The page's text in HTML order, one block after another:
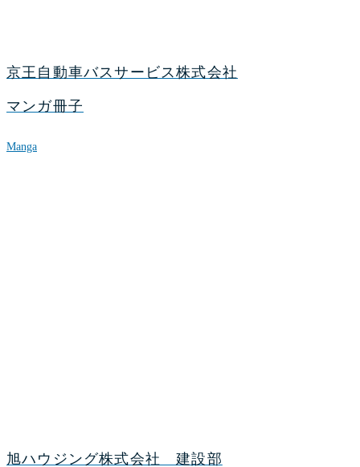
京王自動車バスサービス株式会社
マンガ冊子
Manga
旭ハウジング株式会社 建設部